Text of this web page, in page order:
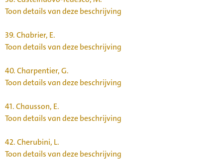
Toon details van deze beschrijving
39.Chabrier, E.
Toon details van deze beschrijving
40.Charpentier, G.
Toon details van deze beschrijving
41.Chausson, E.
Toon details van deze beschrijving
42.Cherubini, L.
Toon details van deze beschrijving